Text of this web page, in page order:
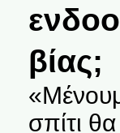
βίας;
σπίτι θα